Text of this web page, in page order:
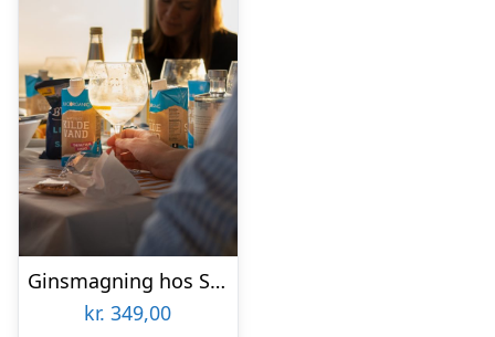
Ginsmagning hos Sylvius Ginbar
kr. 349,00